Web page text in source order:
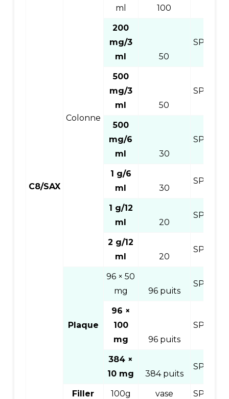
C8/SAX
Colonne
ml
100
200
mg/3
ml
50
500
mg/3
ml
50
500
mg/6
ml
30
1 g/6
ml
30
1 g/12
ml
20
2 g/12
ml
20
Plaque
96 × 50
mg
96 puits
96 ×
100
mg
96 puits
384 ×
10 mg
384 puits
Filler 100g vase